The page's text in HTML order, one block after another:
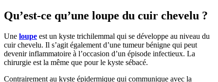
Qu’est-ce qu’une loupe du cuir chevelu ?
Une loupe est un kyste trichilemmal qui se développe au niveau du
cuir chevelu. Il s’agit également d’une tumeur bénigne qui peut
devenir inflammatoire à l’occasion d’un épisode infectieux. La
chirurgie est la même que pour le kyste sébacé.
Contrairement au kyste épidermique qui communique avec la